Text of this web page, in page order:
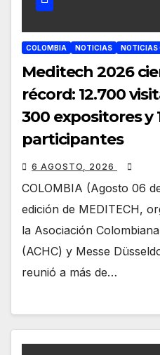
COLOMBIA NOTICIAS NOTICIAS
Meditech 2026
récord: 12.700
300 expositores y
participantes
6 AGOSTO, 2026
COLOMBIA (Agosto 06
edición de MEDITECH,
la Asociación
(ACHC) y Messe
reunió a más de…